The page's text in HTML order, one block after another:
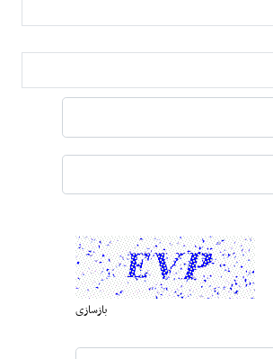
بازسازی